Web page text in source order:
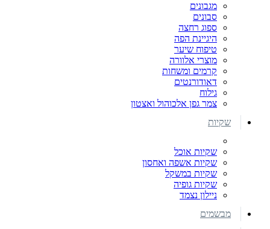
מגבונים
סבונים
ספוג רחצה
היגיינת הפה
טיפוח שיער
מוצרי אלוורה
קרמים ומשחות
דאודורנטים
גילוח
צמר גפן אלכוהול ואצטון
שקיות
שקיות אוכל
שקיות אשפה ואחסון
שקיות במשקל
שקיות גופיה
ניילון נצמד
מבשמים